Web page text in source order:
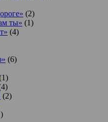
(2)
ты» (1)
(4)
(6)
(2)